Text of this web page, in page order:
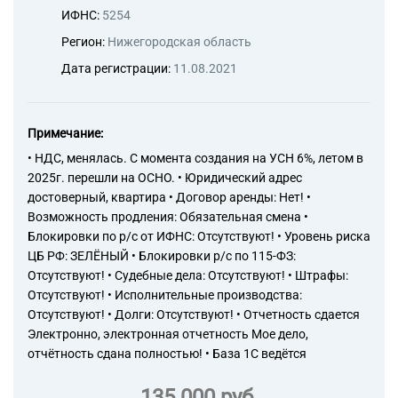
мальчиков
блузок, рубашек и батников
14.14.24 Производство маек и
прочего нательного белья из
текстильных материалов,
кроме трикотажных или
вязаных, для женщин или для
девочек
14.14.25 Производство
корсетов и аналогичных
изделий, и их частей из любого
текстильного материала,
включая трикотажные или
14.14.3 Производство
ИФНС: 5254
Регион: Нижегородская область
Дата регистрации: 11.08.2021
Примечание:
• НДС, менялась. С момента создания на УСН 6%, летом в
2025г. перешли на ОСНО. • Юридический адрес
достоверный, квартира • Договор аренды: Нет! •
Возможность продления: Обязательная смена •
Блокировки по р/с от ИФНС: Отсутствуют! • Уровень риска
ЦБ РФ: ЗЕЛЁНЫЙ • Блокировки р/с по 115-ФЗ:
Отсутствуют! • Судебные дела: Отсутствуют! • Штрафы:
Отсутствуют! • Исполнительные производства:
Отсутствуют! • Долги: Отсутствуют! • Отчетность сдается
Электронно, электронная отчетность Мое дело,
отчётность сдана полностью! • База 1С ведётся